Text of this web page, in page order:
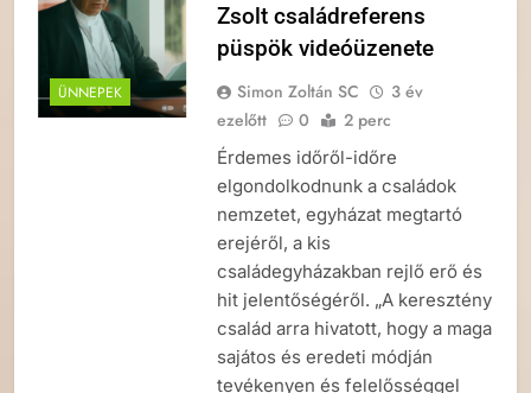
ÜNNEPEK
Zsolt családreferens
püspök videóüzenete
Simon Zoltán SC
3 év
ezelőtt
0 2 perc
Érdemes időről-időre
elgondolkodnunk a családok
nemzetet, egyházat megtartó
erejéről, a kis
családegyházakban rejlő erő és
hit jelentőségéről. „A keresztény
család arra hivatott, hogy a maga
sajátos és eredeti módján
tevékenyen és felelősséggel